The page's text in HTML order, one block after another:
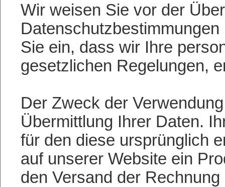
Wir weisen Sie vor der
Sie ein, dass wir Ihre
gesetzlichen Regelungen,
Der Zweck der
Übermittlung Ihrer Daten.
für den diese ursprünglich
auf unserer Website ein
den Versand der